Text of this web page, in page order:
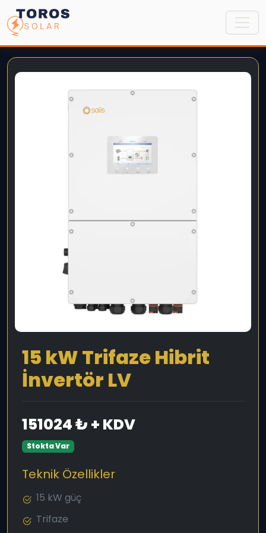
15 kW Trifaze Hibrit
İnvertör LV
151024 ₺ + KDV
Stokta Var
Teknik Özellikler
15 kW güç
Trifaze